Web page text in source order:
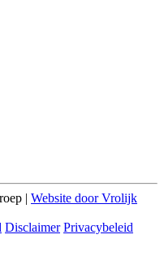
| Website door Vrolijk
Disclaimer Privacybeleid